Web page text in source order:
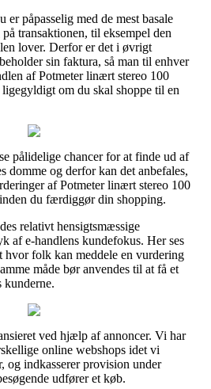
er påpasselig med de mest basale
transaktionen, til eksempel den
lover. Derfor er det i øvrigt
sin faktura, så man til enhver
af Potmeter linært stereo 100
om du skal shoppe til en
pålidelige chancer for at finde ud af
domme og derfor kan det anbefales,
af Potmeter linært stereo 100
du færdiggør din shopping.
relativt hensigtsmæssige
af e-handlens kundefokus. Her ses
hvor folk kan meddele en vurdering
måde bør anvendes til at få et
kunderne.
ved hjælp af annoncer. Vi har
online webshops idet vi
og indkasserer provision under
udfører et køb.